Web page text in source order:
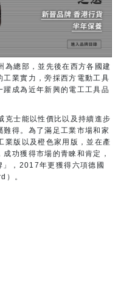
為總部，並先後在西方各國建
業實力，旁採西方電動工具
躍成為近年新興的電工工具品
克士能以性價比以及持續進步
得。為了滿足工業市場和家
業版以及橙色家用版，並在產
功獲得市場的青睞和肯定，
，2017年更獲得六項德國
）。